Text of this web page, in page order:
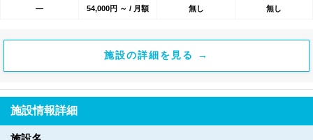
― 54,000円 ～ / 月額 無し 無し
施設の詳細を見る →
施設情報詳細